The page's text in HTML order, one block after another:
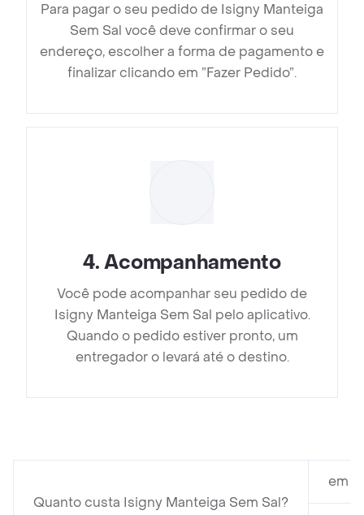
Para pagar o seu pedido de Isigny Manteiga
Sem Sal você deve confirmar o seu
endereço, escolher a forma de pagamento e
finalizar clicando em ”Fazer Pedido”.
4.Acompanhamento
Você pode acompanhar seu pedido de
Isigny Manteiga Sem Sal pelo aplicativo.
Quando o pedido estiver pronto, um
entregador o levará até o destino.
Quanto custa Isigny Manteiga Sem Sal?
em